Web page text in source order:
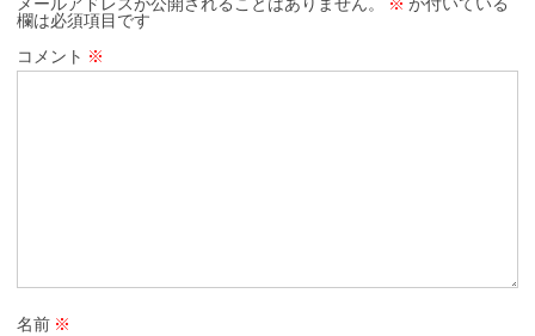
メールアドレスが公開されることはありません。 ※ が付いている
欄は必須項目です
コメント ※
名前 ※